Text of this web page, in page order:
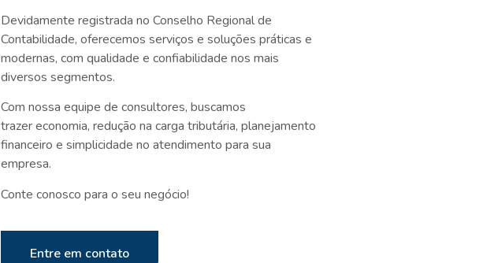
Devidamente registrada no Conselho Regional de
Contabilidade, oferecemos serviços e soluções práticas e
modernas, com qualidade e confiabilidade nos mais
diversos segmentos.
Com nossa equipe de consultores, buscamos
trazer economia, redução na carga tributária, planejamento
financeiro e simplicidade no atendimento para sua
empresa.
Conte conosco para o seu negócio!
Entre em contato